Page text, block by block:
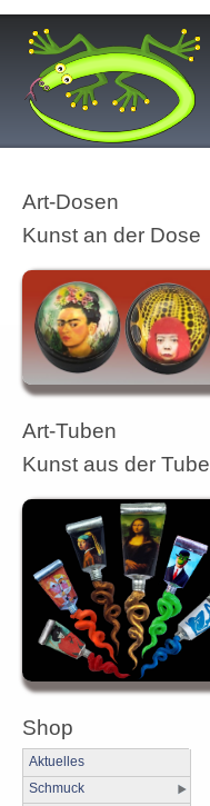
Art-Dosen
Kunst an der Dose
Art-Tuben
Kunst aus der Tube
Shop
Aktuelles
Schmuck